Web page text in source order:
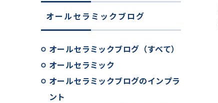
オールセラミックブログ
オールセラミックブログ（すべて）
オールセラミック
オールセラミックブログのインプラ
ント